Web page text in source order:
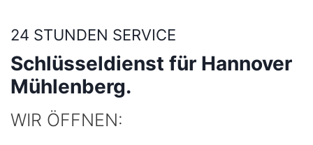
24 STUNDEN SERVICE
Schlüsseldienst für Hannover
Mühlenberg.
WIR ÖFFNEN: